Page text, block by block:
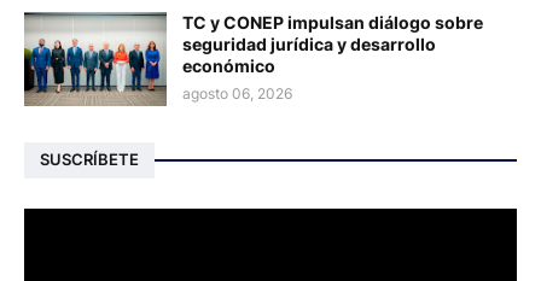
TC y CONEP impulsan diálogo sobre
seguridad jurídica y desarrollo
económico
agosto 06, 2026
SUSCRÍBETE